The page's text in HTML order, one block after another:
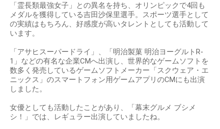
「霊長類最強女子」との異名を持ち、オリンピックで4回も
メダルを獲得している吉田沙保里選手。スポーツ選手として
の実績はもちろん、好感度が高いタレントとしても活動して
います。
「アサヒスーパードライ」、「明治製菓 明治ヨーグルトR-
1」などの有名な企業CMへ出演し、世界的なゲームソフトを
数多く発売しているゲームソフトメーカー「スクウェア・エ
ニックス」のスマートフォン用ゲームアプリのCMにも出演
しました。
女優としても活動したことがあり、「幕末グルメ ブシメ
シ！」では、レギュラー出演していましたね。